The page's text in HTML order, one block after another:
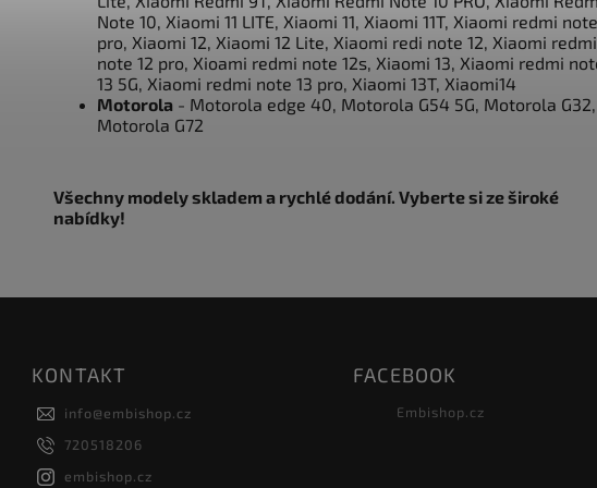
Note 10, Xiaomi 11 LITE, Xiaomi 11, Xiaomi 11T, Xiaomi redmi note
pro, Xiaomi 12, Xiaomi 12 Lite, Xiaomi redi note 12, Xiaomi redmi
note 12 pro, Xioami redmi note 12s, Xiaomi 13, Xiaomi redmi
13 5G, Xiaomi redmi note 13 pro, Xiaomi 13T, Xiaomi14
Motorola - Motorola edge 40, Motorola G54 5G, Motorola G32,
Motorola G72
Všechny modely skladem a rychlé dodání. Vyberte si ze široké
nabídky!
KONTAKT
info@embishop.cz
720518206
embishop.cz
FACEBOOK
Embishop.cz